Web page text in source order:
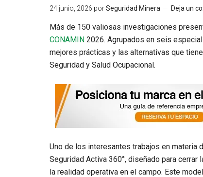
24 junio, 2026 porSeguridad Minera Deja un
Más de 150 valiosas investigaciones
CONAMIN 2026. Agrupados en seis
mejores prácticas y las alternativas que
Seguridad y Salud Ocupacional.
Uno de los interesantes trabajos en materia
Seguridad Activa 360°, diseñado para cerrar
la realidad operativa en el campo. Este